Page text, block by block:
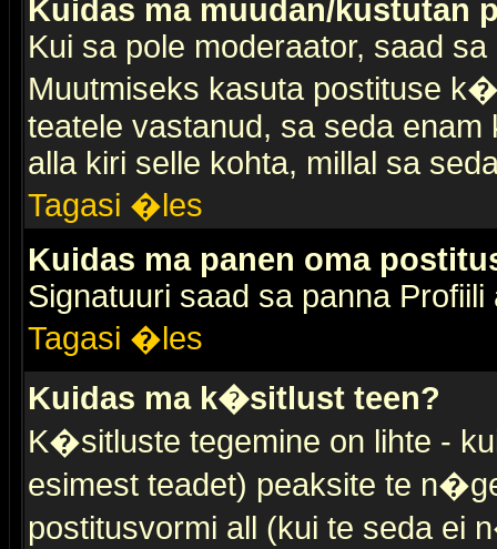
Kuidas ma muudan/kustutan
Kui sa pole moderaator, saad
Muutmiseks kasuta postituse
teatele vastanud, sa seda
alla kiri selle kohta, millal sa
Tagasi �les
Kuidas ma panen oma
Signatuuri saad sa panna Profiili
Tagasi �les
Kuidas ma k�sitlust teen?
K�sitluste tegemine on lihte -
esimest teadet) peaksite te
postitusvormi all (kui te seda ei